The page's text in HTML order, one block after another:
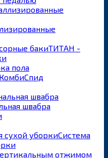
ТИТАН -
пола
КомбиСпид
швабра
Система